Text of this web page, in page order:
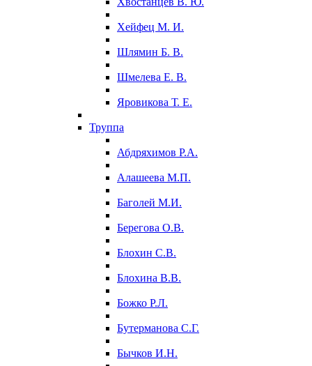
Хейфец М. И.
Шлямин Б. В.
Шмелева Е. В.
Яровикова Т. Е.
Труппа
Абдряхимов Р.А.
Алашеева М.П.
Баголей М.И.
Берегова О.В.
Блохин С.В.
Блохина В.В.
Божко Р.Л.
Бутерманова С.Г.
Бычков И.Н.